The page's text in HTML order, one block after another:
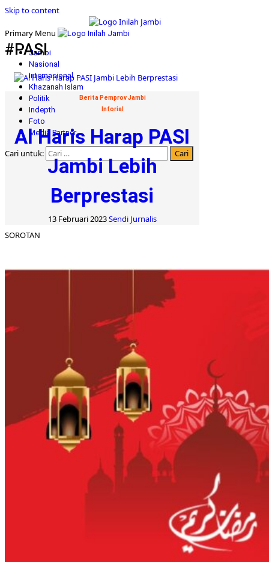
Skip to content
Primary Menu
Jambi
Nasional
Internasional
Khazanah Islam
Politik
Indepth
Foto
Media Partner
Cari untuk:
#PASI
Berita Pemprov Jambi
Inforial
Al Haris Harap PASI
Jambi Lebih
Berprestasi
13 Februari 2023Sendi Jurnalis
SOROTAN